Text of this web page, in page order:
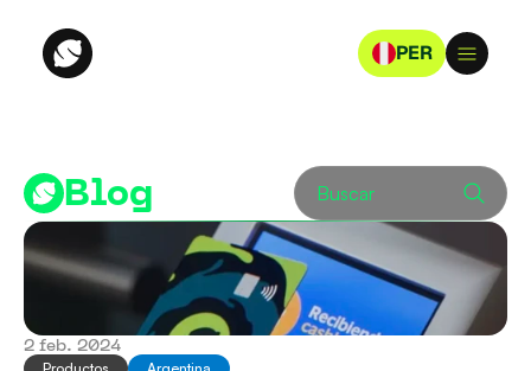
PER
Blog Buscar
2 feb. 2024